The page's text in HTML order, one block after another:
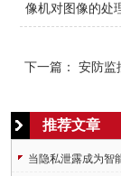
像机对图像的处
下一篇： 安防监
推荐文章
当隐私泄露成为智